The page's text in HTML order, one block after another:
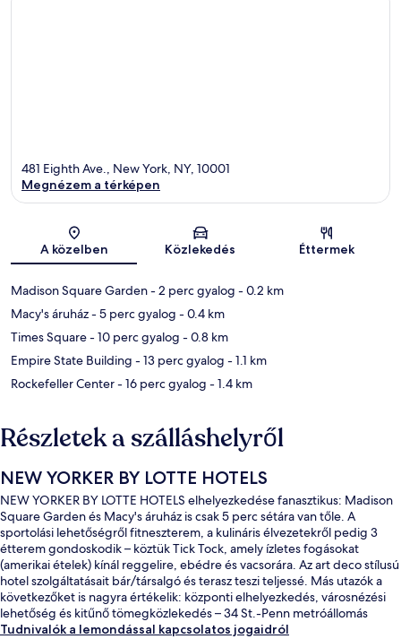
Térkép
481 Eighth Ave., New York, NY, 10001
Megnézem a térképen
A közelben Közlekedés Éttermek
Madison Square Garden- 2 perc gyalog - 0.2 km
Macy's áruház- 5 perc gyalog - 0.4 km
Times Square- 10 perc gyalog - 0.8 km
Empire State Building - 13 perc gyalog - 1.1 km
Rockefeller Center- 16 perc gyalog - 1.4 km
Részletek a szálláshelyről
NEW YORKER BY LOTTE HOTELS
NEW YORKER BY LOTTE HOTELS elhelyezkedése fanasztikus: Madison
Square Garden és Macy's áruház is csak 5 perc sétára van tőle. A
sportolási lehetőségről fitneszterem, a kulináris élvezetekről pedig 3
étterem gondoskodik – köztük Tick Tock, amely ízletes fogásokat
(amerikai ételek) kínál reggelire, ebédre és vacsorára. Az art deco stílusú
hotel szolgáltatásait bár/társalgó és terasz teszi teljessé. Más utazók a
következőket is nagyra értékelik: központi elhelyezkedés, városnézési
lehetőség és kitűnő tömegközlekedés – 34 St.-Penn metróállomás
mindössze pár lépés, 34 St.-Penn metróállomás (Fashion Av.) pedig 4
Tudnivalók a lemondással kapcsolatos jogaidról